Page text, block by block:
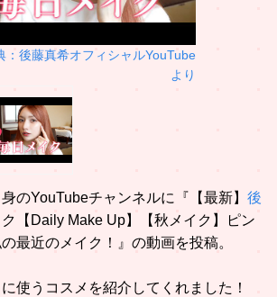
：後藤真希オフィシャルYouTube
より
のYouTubeチャンネルに『【最新】 後
【Daily Make Up】【秋メイク】ピン
最近のメイク！』の動画を投稿。
使うコスメを紹介してくれました！